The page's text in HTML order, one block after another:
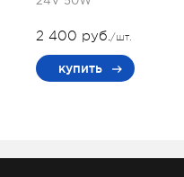
2 400 руб./шт.
купить